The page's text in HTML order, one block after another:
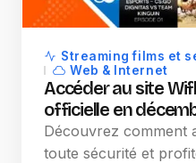
Streaming films et
Web & Internet
Accéder au site
officielle en
Découvrez comment
toute sécurité et